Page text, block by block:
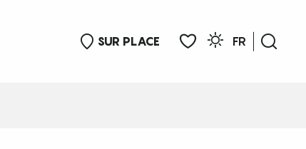
SUR PLACE
FR